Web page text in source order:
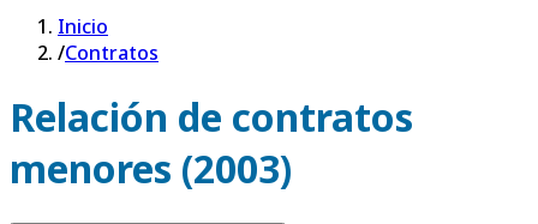
Inicio
/Contratos
Relación de contratos
menores (2003)